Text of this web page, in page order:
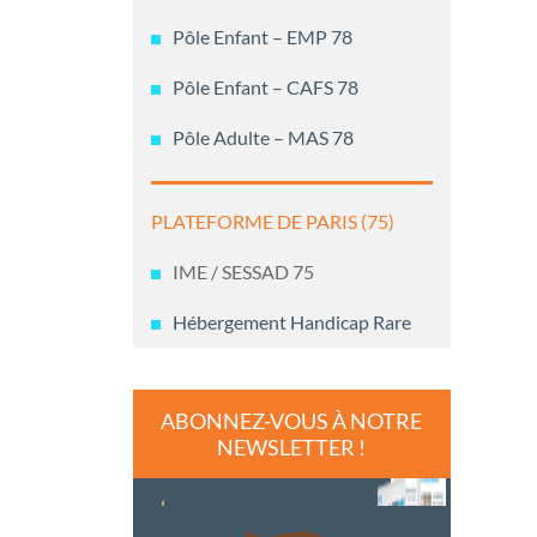
Pôle Enfant – EMP 78
Pôle Enfant – CAFS 78
Pôle Adulte – MAS 78
PLATEFORME DE PARIS (75)
IME / SESSAD 75
Hébergement Handicap Rare
ABONNEZ-VOUS À NOTRE
NEWSLETTER !